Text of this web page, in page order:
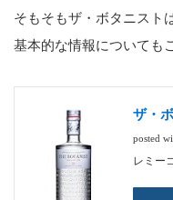
そもそもザ・ボタニスト
基本的な情報についても
ザ・
posted
レミー